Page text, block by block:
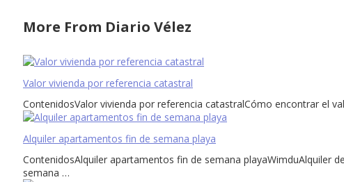
More From Diario Vélez
Valor vivienda por referencia catastral
ContenidosValor vivienda por referencia catastralCómo encontrar el
Alquiler apartamentos fin de semana playa
ContenidosAlquiler apartamentos fin de semana playaWimduAlquiler
semana …